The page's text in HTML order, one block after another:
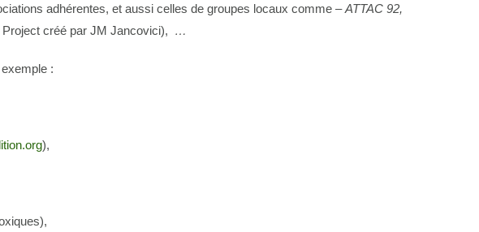
adhérentes, et aussi celles de groupes locaux comme –ATTAC 92,
créé par JM Jancovici), …
:
),